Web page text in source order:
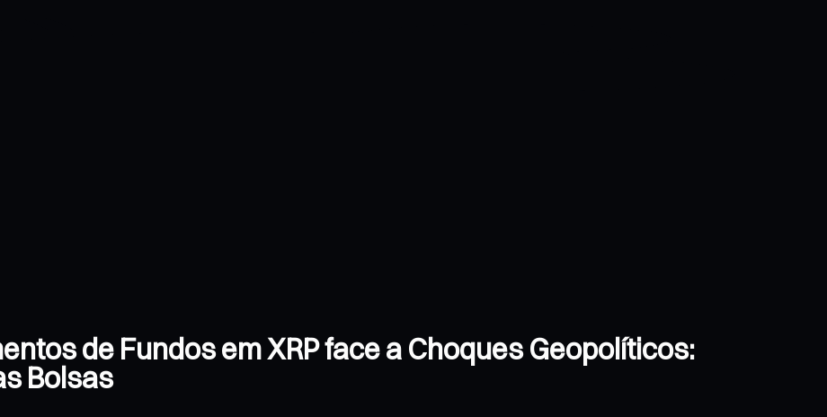
de Fundos em XRP face a Choques Geopolíticos:
Bolsas